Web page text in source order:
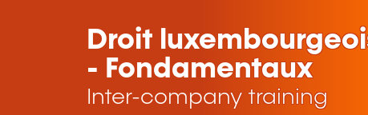
Droit
- Fondamentaux
Inter-company training